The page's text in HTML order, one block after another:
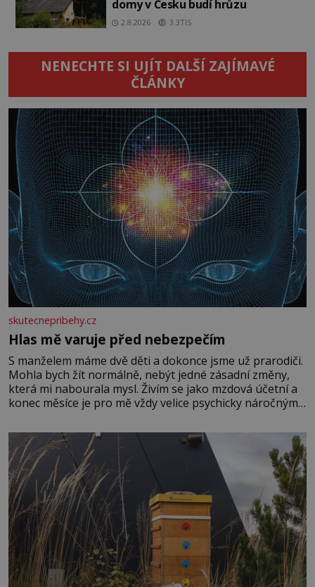
domy v Česku budí hrůzu
2.8.2026 3.3TIS
NENECHTE SI UJÍT DALŠÍ ZAJÍMAVÉ
ČLÁNKY
skutecnepribehy.cz
Hlas mě varuje před nebezpečím
S manželem máme dvě děti a dokonce jsme už prarodiči.
Mohla bych žít normálně, nebýt jedné zásadní změny,
která mi nabourala mysl. Živím se jako mzdová účetní a
konec měsíce je pro mě vždy velice psychicky náročným
dál častěji volá o pomoc, co se hlídání týče. Dalo by se